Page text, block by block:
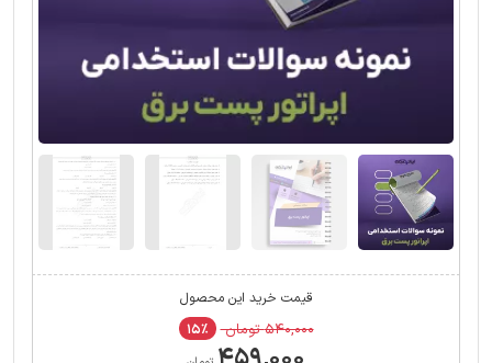
قیمت خرید این محصول
۵۴۰,۰۰۰ تومان ۱۵٪